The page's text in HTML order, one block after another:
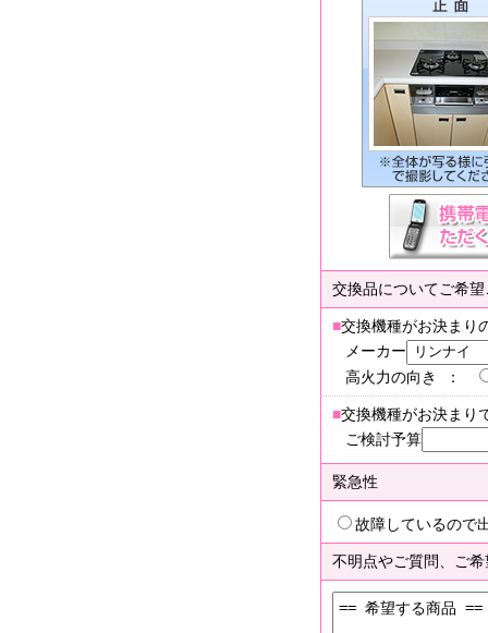
交換品についてご希
■交換機種がお決まり
メーカー
高火力の向き ：
■交換機種がお決まり
ご検討予算
緊急性
故障しているので
不明点やご質問、ご